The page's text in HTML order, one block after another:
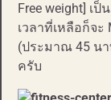
Free weight] เ
เวลาที่เหลือก็จะ
(ประมาณ 45 น
ครับ